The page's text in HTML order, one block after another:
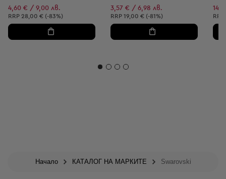
4,60 € / 9,00 лв.
Препоръчителна цена:
RRP 28,00 € (-83%)
3,57 € / 6,98 лв.
Препоръчителна цена:
RRP 19,00 € (-81%) RRP
Начало КАТАЛОГ НА МАРКИТЕ Swarovski